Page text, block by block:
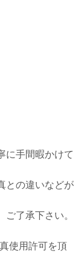
に手間暇かけて
との違いなどが
了承下さい。
使用許可を頂